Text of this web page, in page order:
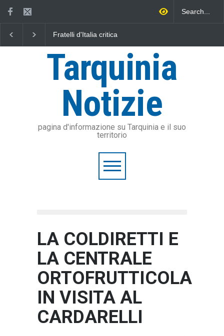
Fratelli d'Italia critica
dell'addizionale IRPEF: "una
stangata per i cittadini"
Viterbo uniti nella difesa
mare
Tarquinia
Notizie
pagina d'informazione su Tarquinia e il suo
territorio
LA COLDIRETTI E
LA CENTRALE
ORTOFRUTTICOLA
IN VISITA AL
CARDARELLI